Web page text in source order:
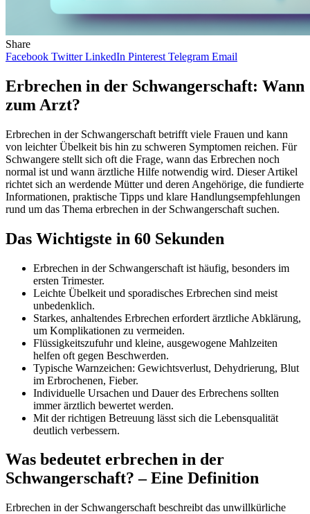
Share
Facebook Twitter LinkedIn Pinterest Telegram Email
Erbrechen in der Schwangerschaft: Wann
zum Arzt?
Erbrechen in der Schwangerschaft betrifft viele Frauen und kann
von leichter Übelkeit bis hin zu schweren Symptomen reichen. Für
Schwangere stellt sich oft die Frage, wann das Erbrechen noch
normal ist und wann ärztliche Hilfe notwendig wird. Dieser Artikel
richtet sich an werdende Mütter und deren Angehörige, die fundierte
Informationen, praktische Tipps und klare Handlungsempfehlungen
rund um das Thema erbrechen in der Schwangerschaft suchen.
Das Wichtigste in 60 Sekunden
Erbrechen in der Schwangerschaft ist häufig, besonders im
ersten Trimester.
Leichte Übelkeit und sporadisches Erbrechen sind meist
unbedenklich.
Starkes, anhaltendes Erbrechen erfordert ärztliche Abklärung,
um Komplikationen zu vermeiden.
Flüssigkeitszufuhr und kleine, ausgewogene Mahlzeiten
helfen oft gegen Beschwerden.
Typische Warnzeichen: Gewichtsverlust, Dehydrierung, Blut
im Erbrochenen, Fieber.
Individuelle Ursachen und Dauer des Erbrechens sollten
immer ärztlich bewertet werden.
Mit der richtigen Betreuung lässt sich die Lebensqualität
deutlich verbessern.
Was bedeutet erbrechen in der
Schwangerschaft? – Eine Definition
Erbrechen in der Schwangerschaft beschreibt das unwillkürliche